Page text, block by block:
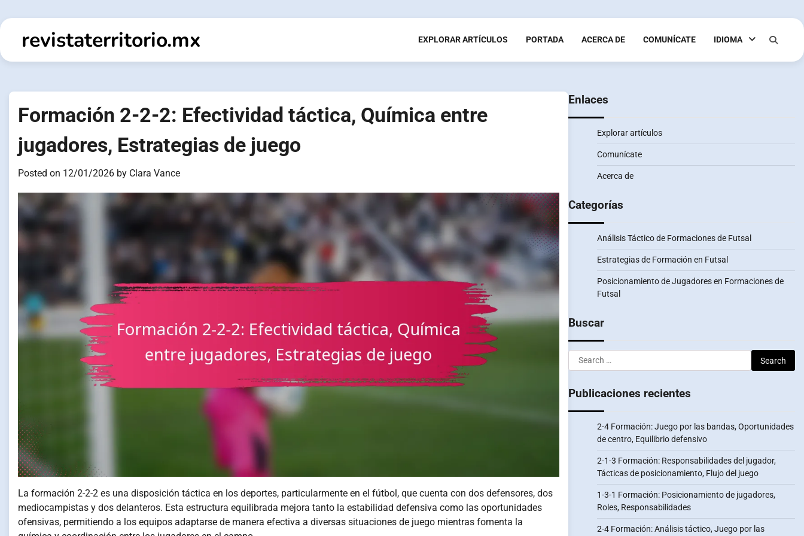
to
contentrevistaterritorio.mx EXPLORAR ARTÍCULOS PORTADA ACERCA DE COMUNÍCATE IDIOMA
Formación 2-2-2: Efectividad táctica, Química entre
jugadores, Estrategias de juego
Posted on 12/01/2026 by Clara Vance
La formación 2-2-2 es una disposición táctica en los deportes, particularmente en el fútbol, que cuenta con dos defensores, dos
mediocampistas y dos delanteros. Esta estructura equilibrada mejora tanto la estabilidad defensiva como las oportunidades
ofensivas, permitiendo a los equipos adaptarse de manera efectiva a diversas situaciones de juego mientras fomenta la
Enlaces
Explorar artículos
Comunícate
Acerca de
Categorías
Análisis Táctico de Formaciones de Futsal
Estrategias de Formación en Futsal
Posicionamiento de Jugadores en Formaciones de
Futsal
Buscar
Search
for:
Publicaciones recientes
2-4 Formación: Juego por las bandas, Oportunidades
de centro, Equilibrio defensivo
2-1-3 Formación: Responsabilidades del jugador,
Tácticas de posicionamiento, Flujo del juego
1-3-1 Formación: Posicionamiento de jugadores,
Roles, Responsabilidades
2-4 Formación: Análisis táctico, Juego por las